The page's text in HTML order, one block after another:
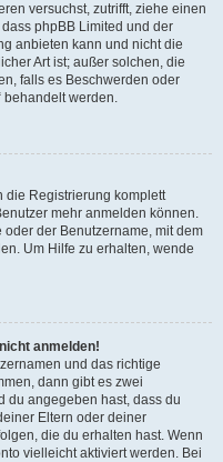
versuchst, zutrifft, ziehe einen
phpBB Limited und der
anbieten kann und nicht die
Art ist; außer solchen, die
falls es Beschwerden oder
behandelt werden.
die Registrierung komplett
mehr anmelden können.
der Benutzername, mit dem
Um Hilfe zu erhalten, wende
anmelden!
und das richtige
dann gibt es zwei
du angegeben hast, dass du
Eltern oder deiner
die du erhalten hast. Wenn
vielleicht aktiviert werden. Bei